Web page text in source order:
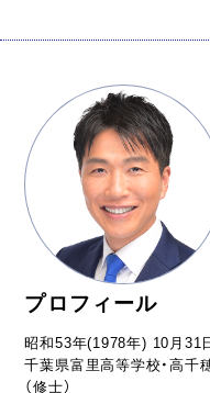
プロフィール
昭和53年(1978年) 10月31
千葉県富里高等学校・高千
（修士）